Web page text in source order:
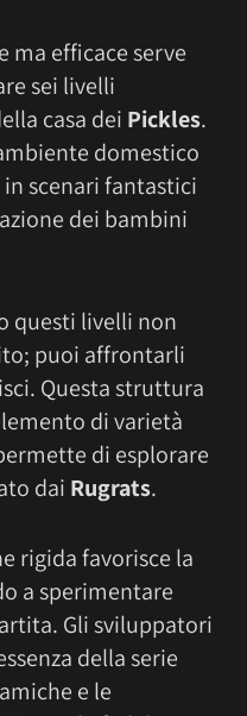
ma efficace serve
sei livelli
casa dei Pickles.
domestico
scenari fantastici
dei bambini
questi livelli non
puoi affrontarli
Questa struttura
di varietà
di esplorare
dai Rugrats.
rigida favorisce la
a sperimentare
Gli sviluppatori
della serie
e le